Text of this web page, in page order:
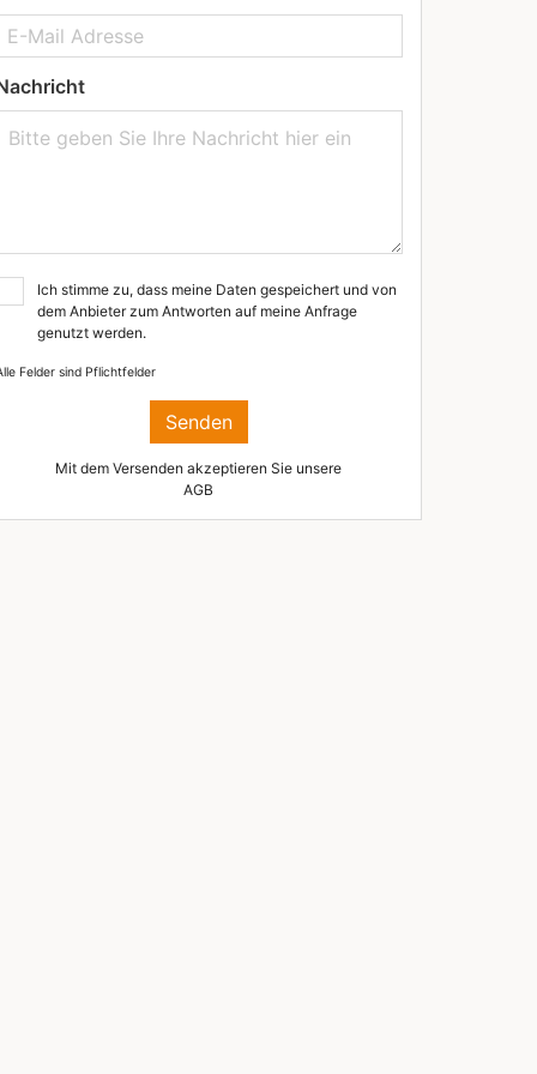
Ich stimme zu, dass meine Daten gespeichert und von
dem Anbieter zum Antworten auf meine Anfrage
genutzt werden.
Felder sind Pflichtfelder
Senden
Mit dem Versenden akzeptieren Sie unsere
AGB